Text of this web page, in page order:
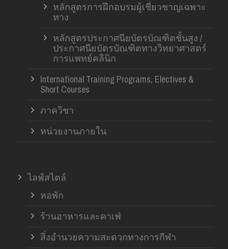
หลักสูตรการฝึกอบรมผู้เชี่ยวชาญเฉพาะ
ทาง
หลักสูตรประกาศนียบัตรบัณฑิตชั้นสูง /
ประกาศนียบัตรบัณฑิตทางวิทยาศาสตร์
การแพทย์คลินิก
International Training Programs, Electives &
Short Courses
ภาควิชา
หน่วยงานภายใน
ไลฟ์สไตล์
หอพัก
ร้านอาหารและคาเฟ่
สิ่งอำนวยความสะดวกทางการกีฬา